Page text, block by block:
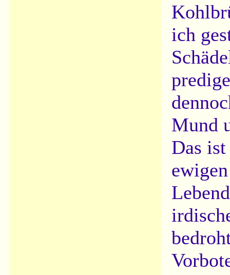
ich
Mund
Das